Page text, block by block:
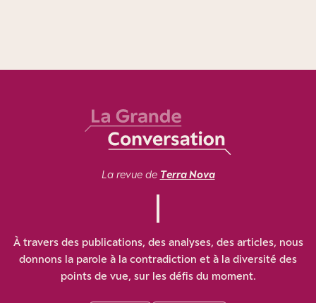
La revue de Terra Nova
À travers des publications, des analyses, des articles, nous
donnons la parole à la contradiction et à la diversité des
points de vue, sur les défis du moment.